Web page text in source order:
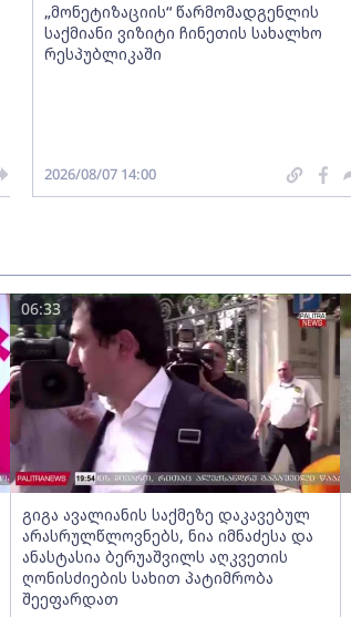
„მონეტიზაციის“ წარმომადგენლის
საქმიანი ვიზიტი ჩინეთის სახალხო
რესპუბლიკაში
2026/08/07 14:00
გიგა ავალიანის საქმეზე დაკავებულ
არასრულწლოვნებს, ნია იმნაძესა და
ანასტასია ბერუაშვილს აღკვეთის
ღონისძიების სახით პატიმრობა
შეეფარდათ
06:33